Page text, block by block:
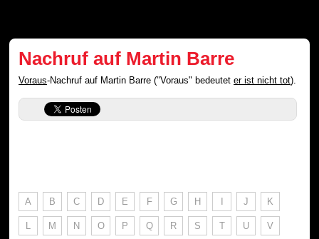
Nachruf auf Martin Barre
Voraus-Nachruf auf Martin Barre ("Voraus" bedeuteter ist nicht tot).
A B C D E F G H I J K
L M N O P Q R S T U V